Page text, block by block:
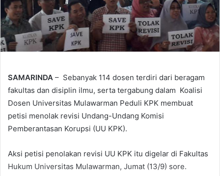
SAMARINDA – Sebanyak 114 dosen terdiri dari beragam
fakultas dan disiplin ilmu, serta tergabung dalam Koalisi
Dosen Universitas Mulawarman Peduli KPK membuat
petisi menolak revisi Undang-Undang Komisi
Pemberantasan Korupsi (UU KPK).
Aksi petisi penolakan revisi UU KPK itu digelar di Fakultas
Hukum Universitas Mulawarman, Jumat (13/9) sore.